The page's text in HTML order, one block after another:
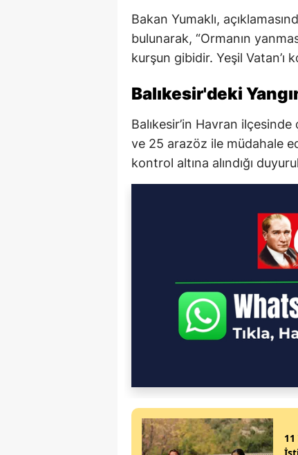
Bakan Yumaklı,
bulunarak, “Ormanın
kurşun gibidir. Yeşil
Balıkesir'deki
Balıkesir’in Havran
ve 25 arazöz ile müdahale
kontrol altına alındığı